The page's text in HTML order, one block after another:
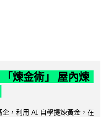
煉金術」 屋內煉
，利用 AI 自學提煉黃金，在